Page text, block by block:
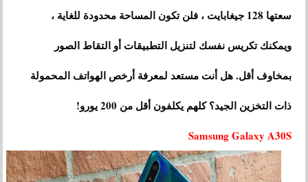
سعتها 128 جيغابايت ، فلن تكون المساحة محدودة للغاية ،
ويمكنك تكريس نفسك لتنزيل التطبيقات أو التقاط الصور
بمخاوف أقل. هل أنت مستعد لمعرفة أرخص الهواتف المحمولة
ذات التخزين الجيد؟ كلهم يكلفون أقل من 200 يورو!
Samsung Galaxy A30S